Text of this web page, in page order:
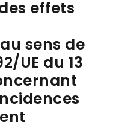
effets
sens de
UE du 13